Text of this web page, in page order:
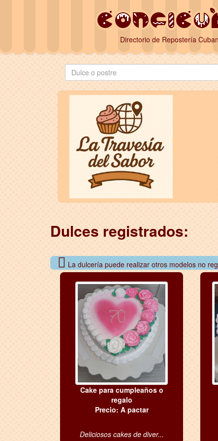
Directorio de Repostería
Dulces registrados:
La dulcería puede realizar otros modelos no
Cake para cumpleaños o
regalo
Precio: A pactar
Deliciosos cakes de diver...